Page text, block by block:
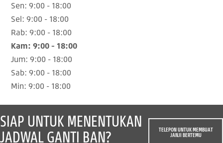
Sen: 9:00 - 18:00
Sel: 9:00 - 18:00
Rab: 9:00 - 18:00
Kam: 9:00 - 18:00
Jum: 9:00 - 18:00
Sab: 9:00 - 18:00
Min: 9:00 - 18:00
SIAP UNTUK MENENTUKAN
JADWAL GANTI BAN?
TELEPON UNTUK MEMBUAT
JANJI BERTEMU